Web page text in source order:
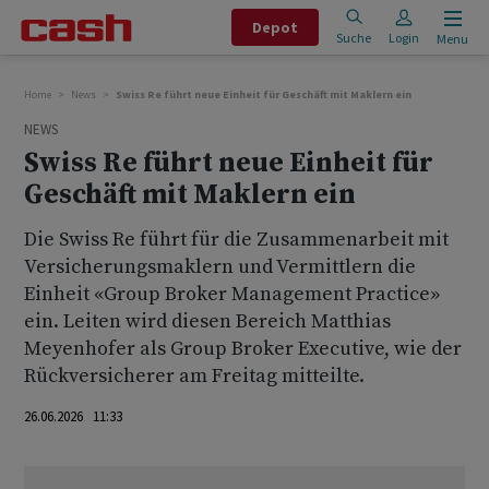
Depot
Suche Login Menu
Home News Swiss Re führt neue Einheit für Geschäft mit Maklern ein
NEWS
Swiss Re führt neue Einheit für
Geschäft mit Maklern ein
Die Swiss Re führt für die Zusammenarbeit mit
Versicherungsmaklern und Vermittlern die
Einheit «Group Broker Management Practice»
ein. Leiten wird diesen Bereich Matthias
Meyenhofer als Group Broker Executive, wie der
Rückversicherer am Freitag mitteilte.
26.06.2026 11:33